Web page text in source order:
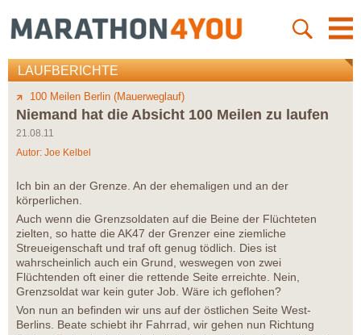
LAUFBERICHTE
100 Meilen Berlin (Mauerweglauf)
Niemand hat die Absicht 100 Meilen zu laufen
21.08.11
Autor: Joe Kelbel
Ich bin an der Grenze. An der ehemaligen und an der
körperlichen.
Auch wenn die Grenzsoldaten auf die Beine der Flüchteten
zielten, so hatte die AK47 der Grenzer eine ziemliche
Streueigenschaft und traf oft genug tödlich. Dies ist
wahrscheinlich auch ein Grund, weswegen von zwei
Flüchtenden oft einer die rettende Seite erreichte. Nein,
Grenzsoldat war kein guter Job. Wäre ich geflohen?
Von nun an befinden wir uns auf der östlichen Seite West-
Berlins. Beate schiebt ihr Fahrrad, wir gehen nun Richtung